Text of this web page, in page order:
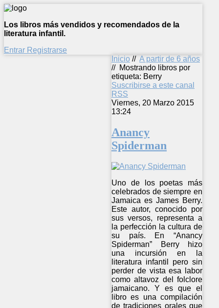
Los libros más vendidos y recomendados de la
literatura infantil.
Entrar Registrarse
Inicio // A partir de 6 años
// Mostrando libros por
etiqueta: Berry
Suscribirse a este canal
RSS
Viernes, 20 Marzo 2015
13:24
Anancy
Spiderman
Uno de los poetas más
celebrados de siempre en
Jamaica es James Berry.
Este autor, conocido por
sus versos, representa a
la perfección la cultura de
su país. En “Anancy
Spiderman” Berry hizo
una incursión en la
literatura infantil pero sin
perder de vista esa labor
como altavoz del folclore
jamaicano. Y es que el
libro es una compilación
de tradiciones orales que